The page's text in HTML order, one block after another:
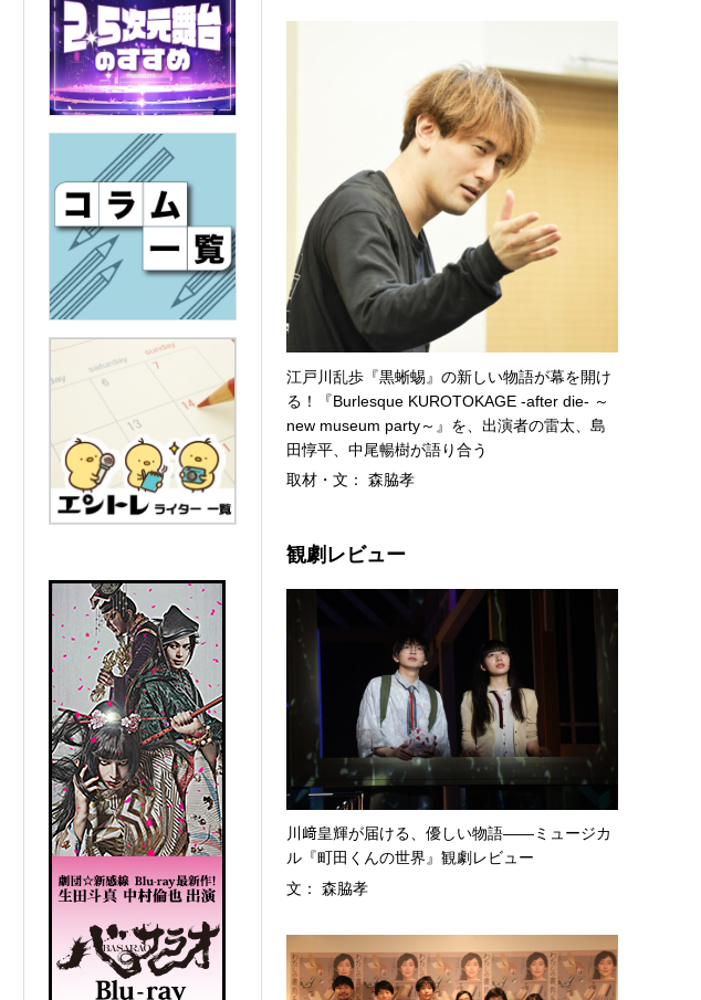
江戸川乱歩『黒蜥蜴』の新しい物語が幕を開け
る！『Burlesque KUROTOKAGE -after die- ～
new museum party～』を、出演者の雷太、島
田惇平、中尾暢樹が語り合う
取材・文： 森脇孝
観劇レビュー
川﨑皇輝が届ける、優しい物語――ミュージカ
ル『町田くんの世界』観劇レビュー
文： 森脇孝